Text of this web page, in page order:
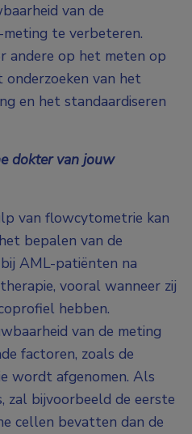
van de
te verbeteren.
andere op het meten op
van het
en het standaardiseren
dokter van jouw
van flowcytometrie kan
bepalen van de
AML-patiënten na
vooral wanneer zij
hebben.
van de meting
factoren, zoals de
wordt afgenomen. Als
zal bijvoorbeeld de eerste
cellen bevatten dan de